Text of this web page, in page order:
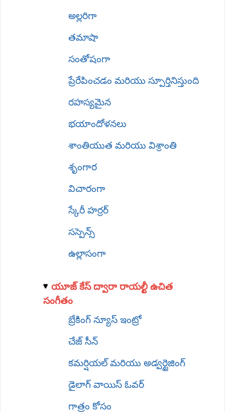
అల్లరిగా
తమాషా
సంతోషంగా
ప్రేరేపించడం మరియు స్పూర్తినిస్తుంది
రహస్యమైన
భయాందోళనలు
శాంతియుత మరియు విశ్రాంతి
శృంగార
విచారంగా
స్కేరీ హర్రర్
సస్పెన్స్
ఉల్లాసంగా
యూజ్ కేస్ ద్వారా రాయల్టీ ఉచిత
సంగీతం
బ్రేకింగ్ న్యూస్ ఇంట్రో
చేజ్ సీన్
కమర్షియల్ మరియు అడ్వర్టైజింగ్
డైలాగ్ వాయిస్ ఓవర్
గాత్రం కోసం